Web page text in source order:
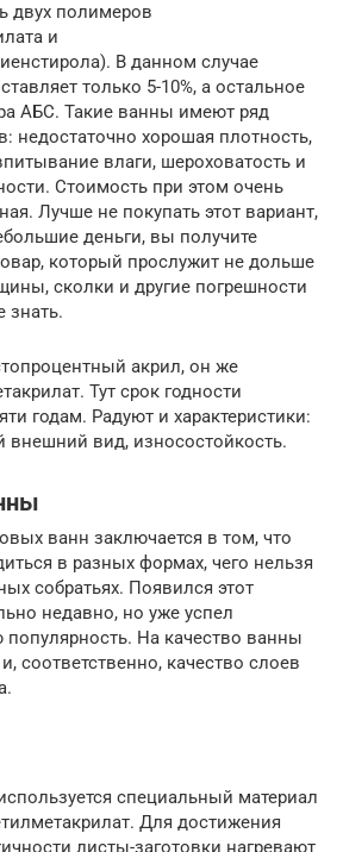
двух полимеров
и
В данном случае
только 5-10%, а остальное
АБС. Такие ванны имеют ряд
недостаточно хорошая плотность,
влаги, шероховатость и
Стоимость при этом очень
Лучше не покупать этот вариант,
деньги, вы получите
который прослужит не дольше
сколки и другие погрешности
знать.
акрил, он же
Тут срок годности
годам. Радуют и характеристики:
внешний вид, износостойкость.
ванн заключается в том, что
в разных формах, чего нельзя
собратьях. Появился этот
недавно, но уже успел
На качество ванны
соответственно, качество слоев
специальный материал
Для достижения
листы-заготовки нагревают